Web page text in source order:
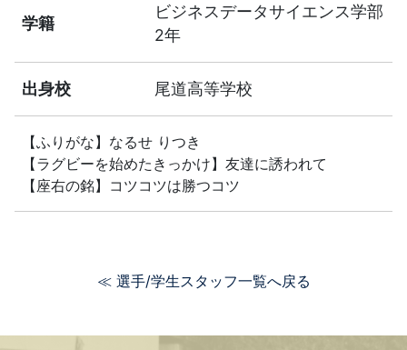
学籍
ビジネスデータサイエンス学部
2年
出身校 尾道高等学校
【ふりがな】なるせ りつき
【ラグビーを始めたきっかけ】友達に誘われて
【座右の銘】コツコツは勝つコツ
≪ 選手/学生スタッフ一覧へ戻る